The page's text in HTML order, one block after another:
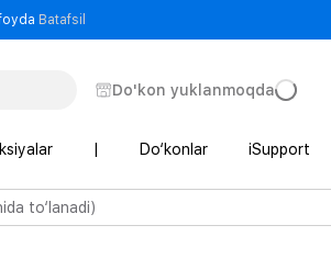
Batafsil
Do'kon yuklanmoqda
Do‘konlar iSupport
to‘lanadi)